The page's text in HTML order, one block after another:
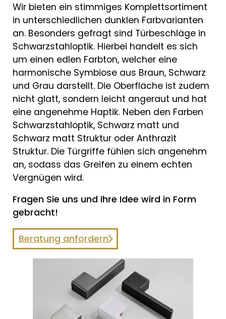
Wir bieten ein stimmiges Komplettsortiment
in unterschiedlichen dunklen Farbvarianten
an. Besonders gefragt sind Türbeschläge in
Schwarzstahloptik. Hierbei handelt es sich
um einen edlen Farbton, welcher eine
harmonische Symbiose aus Braun, Schwarz
und Grau darstellt. Die Oberfläche ist zudem
nicht glatt, sondern leicht angeraut und hat
eine angenehme Haptik. Neben den Farben
Schwarzstahloptik, Schwarz matt und
Schwarz matt Struktur oder Anthrazit
Struktur. Die Türgriffe fühlen sich angenehm
an, sodass das Greifen zu einem echten
Vergnügen wird.
Fragen Sie uns und Ihre Idee wird in Form
gebracht!
Beratung anfordern